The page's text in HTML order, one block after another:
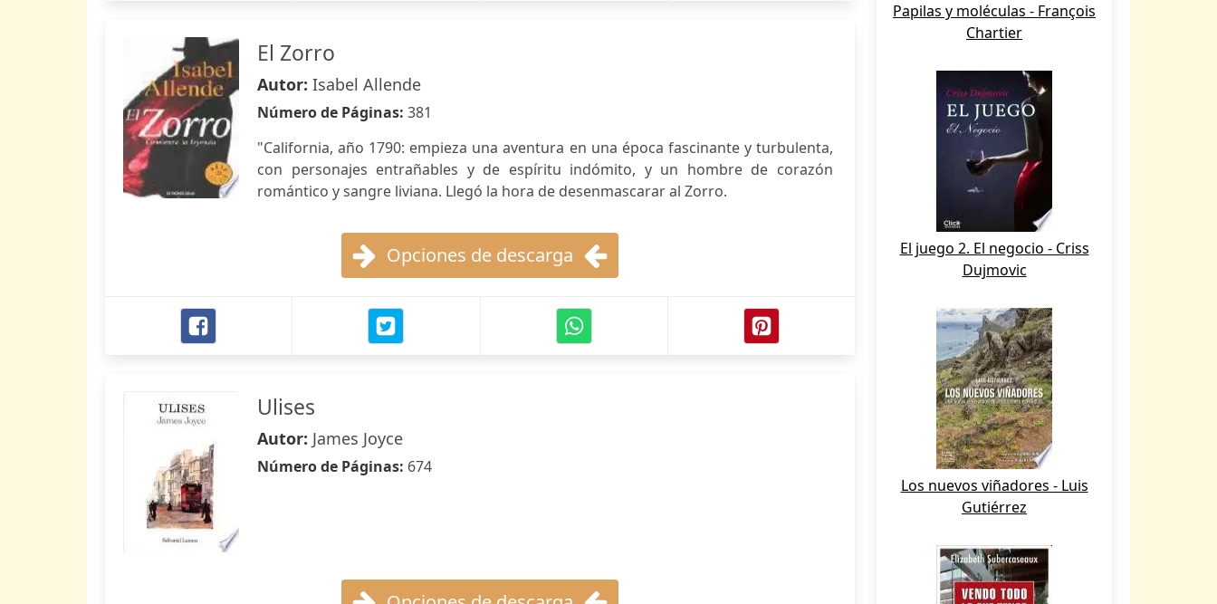
El Zorro
Autor: Isabel Allende
Número de Páginas: 381
"California, año 1790: empieza una aventura en una época fascinante y turbulenta,
con personajes entrañables y de espíritu indómito, y un hombre de corazón
romántico y sangre liviana. Llegó la hora de desenmascarar al Zorro.
Opciones de descarga
Ulises
Autor: James Joyce
Número de Páginas: 674
Papilas y moléculas - François
Chartier
El juego 2. El negocio - Criss
Dujmovic
Los nuevos viñadores - Luis
Gutiérrez